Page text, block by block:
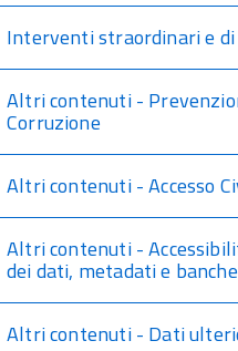
Interventi straordinari e
Altri contenuti -
Corruzione
Altri contenuti - Accesso
Altri contenuti -
dei dati, metadati e
Altri contenuti - Dati